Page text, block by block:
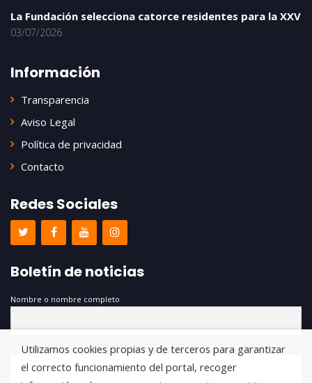
La Fundación selecciona catorce residentes para la XXV
03/07/2026
Información
Transparencia
Aviso Legal
Política de privacidad
Contacto
Redes Sociales
Boletín de noticias
Nombre o nombre completo
Email
Utilizamos cookies propias y de terceros para garantizar
el correcto funcionamiento del portal, recoger